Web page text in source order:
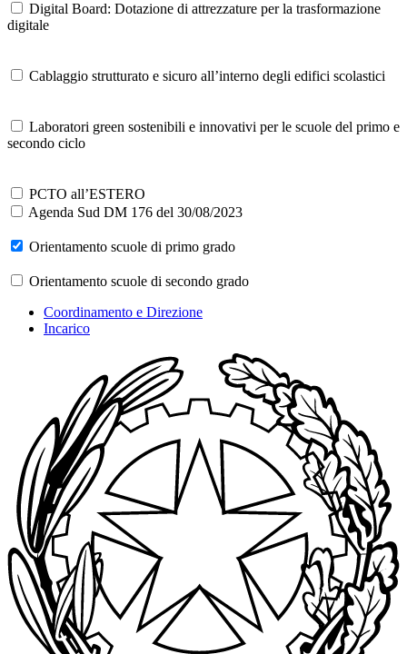
Digital Board: Dotazione di attrezzature per la trasformazione
digitale
Cablaggio strutturato e sicuro all’interno degli edifici scolastici
Laboratori green sostenibili e innovativi per le scuole del primo e
secondo ciclo
PCTO all’ESTERO
Agenda Sud DM 176 del 30/08/2023
Orientamento scuole di primo grado
Orientamento scuole di secondo grado
Coordinamento e Direzione
Incarico